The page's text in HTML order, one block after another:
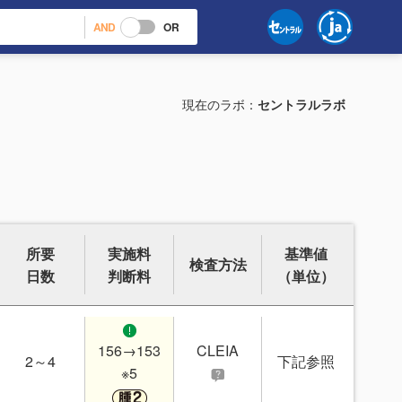
AND OR
現在のラボ： セントラルラボ
所要
日数
実施料
判断料
検査方法
基準値
（単位）
2～4
156→153
※5
CLEIA
下記参照